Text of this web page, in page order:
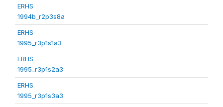
ERHS
1994b_r2p3s8a
ERHS
1995_r3p1s1a3
ERHS
1995_r3p1s2a3
ERHS
1995_r3p1s3a3